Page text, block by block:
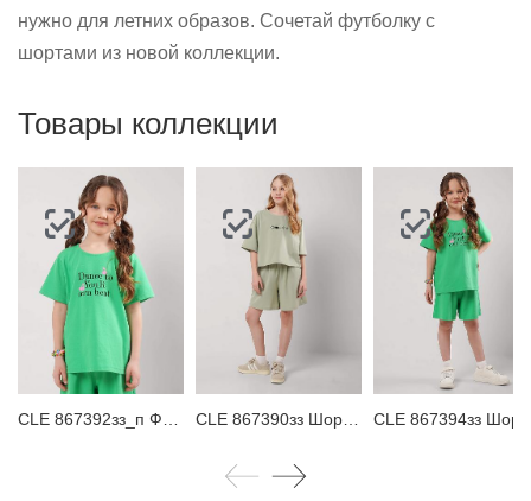
нужно для летних образов. Сочетай футболку с
шортами из новой коллекции.
Товары коллекции